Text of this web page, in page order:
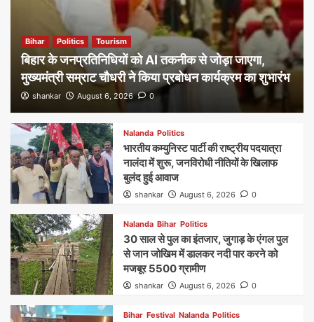
Bihar Politics Tourism
बिहार के जनप्रतिनिधियों को AI तकनीक से जोड़ा जाएगा,
मुख्यमंत्री सम्राट चौधरी ने किया प्रबोधन कार्यक्रम का शुभारंभ
shankar August 6, 2026 0
Nalanda Politics
भारतीय कम्युनिस्ट पार्टी की राष्ट्रीय पदयात्रा
नालंदा में शुरू, जनविरोधी नीतियों के खिलाफ
बुलंद हुई आवाज
shankar August 6, 2026 0
Nalanda Bihar Politics
30 साल से पुल का इंतजार, जुगाड़ के एंगल पुल
से जान जोखिम में डालकर नदी पार करने को
मजबूर 5500 ग्रामीण
shankar August 6, 2026 0
Bihar Festival Nalanda Politics